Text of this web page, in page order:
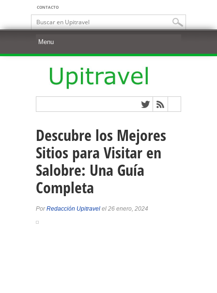
CONTACTO
Descubre los Mejores
Sitios para Visitar en
Salobre: Una Guía
Completa
PorRedacción Upitravel el 26 enero, 2024